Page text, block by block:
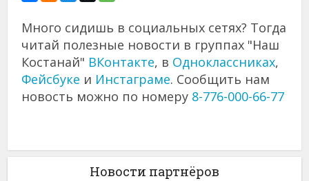
Много сидишь в социальных сетях? Тогда
читай полезные новости в группах "Наш
Костанай" ВКонтакте, в Одноклассниках,
Фейсбуке и Инстаграме. Сообщить нам
новость можно по номеру 8-776-000-66-77
Новости партнёров